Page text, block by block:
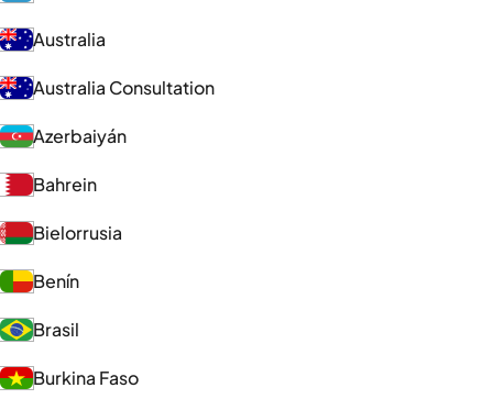
Australia
Australia Consultation
Azerbaiyán
Bahrein
Bielorrusia
Benín
Brasil
Burkina Faso